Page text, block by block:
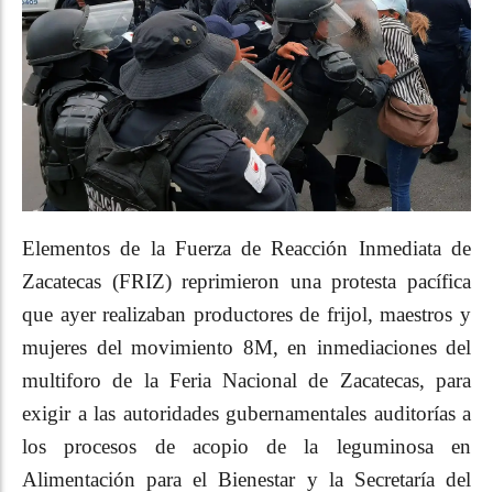
Elementos de la Fuerza de Reacción Inmediata de
Zacatecas (FRIZ) reprimieron una protesta pacífica
que ayer realizaban productores de frijol, maestros y
mujeres del movimiento 8M, en inmediaciones del
multiforo de la Feria Nacional de Zacatecas, para
exigir a las autoridades gubernamentales auditorías a
los procesos de acopio de la leguminosa en
Alimentación para el Bienestar y la Secretaría del